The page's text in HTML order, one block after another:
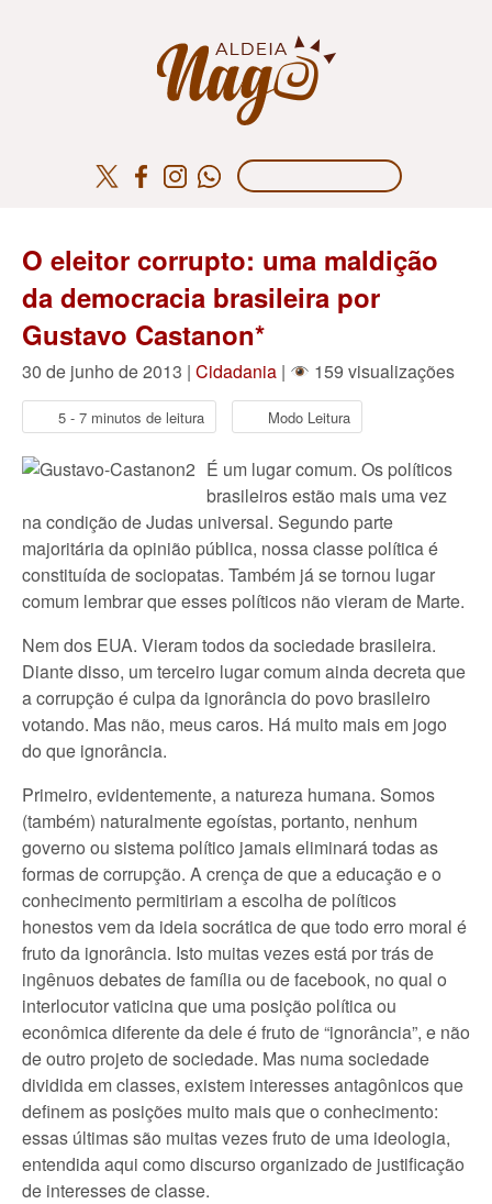
O eleitor corrupto: uma maldição
da democracia brasileira por
Gustavo Castanon*
30 de junho de 2013 | Cidadania | 159 visualizações
5 - 7 minutos de leitura Modo Leitura
É um lugar comum. Os políticos
brasileiros estão mais uma vez
na condição de Judas universal. Segundo parte
majoritária da opinião pública, nossa classe política é
constituída de sociopatas. Também já se tornou lugar
comum lembrar que esses políticos não vieram de Marte.
Nem dos EUA. Vieram todos da sociedade brasileira.
Diante disso, um terceiro lugar comum ainda decreta que
a corrupção é culpa da ignorância do povo brasileiro
votando. Mas não, meus caros. Há muito mais em jogo
do que ignorância.
Primeiro, evidentemente, a natureza humana. Somos
(também) naturalmente egoístas, portanto, nenhum
governo ou sistema político jamais eliminará todas as
formas de corrupção. A crença de que a educação e o
conhecimento permitiriam a escolha de políticos
honestos vem da ideia socrática de que todo erro moral é
fruto da ignorância. Isto muitas vezes está por trás de
ingênuos debates de família ou de facebook, no qual o
interlocutor vaticina que uma posição política ou
econômica diferente da dele é fruto de “ignorância”, e não
de outro projeto de sociedade. Mas numa sociedade
dividida em classes, existem interesses antagônicos que
definem as posições muito mais que o conhecimento:
essas últimas são muitas vezes fruto de uma ideologia,
entendida aqui como discurso organizado de justificação
de interesses de classe.